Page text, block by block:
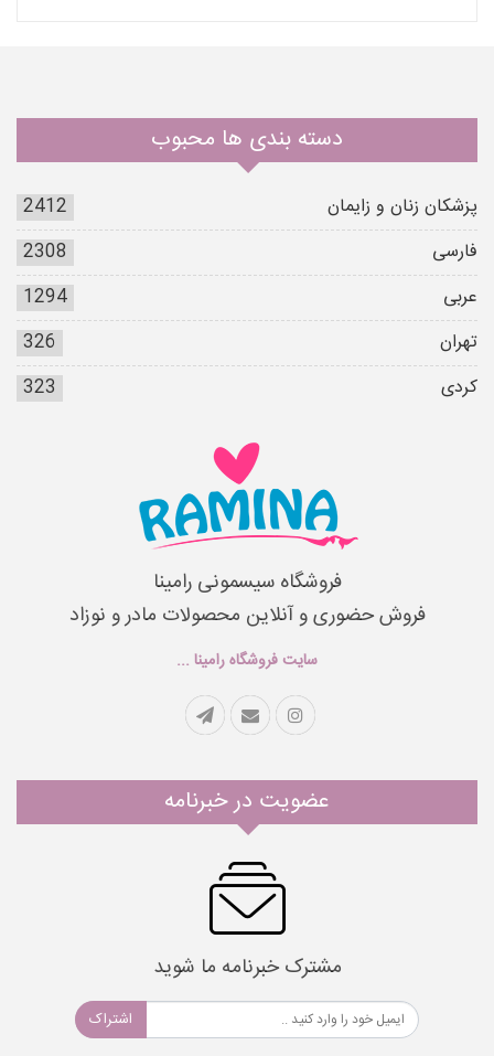
دسته بندی ها محبوب
پزشکان زنان و زایمان
2412
فارسی
2308
عربی
1294
تهران
326
کردی
323
فروشگاه سیسمونی رامینا
فروش حضوری و آنلاین محصولات مادر و نوزاد
سایت فروشگاه رامینا ...
عضویت در خبرنامه
مشترک خبرنامه ما شوید
اشتراک